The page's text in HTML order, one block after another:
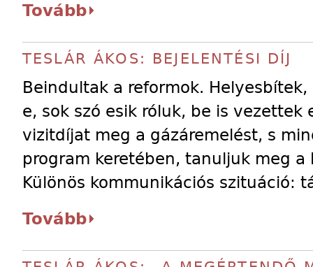
Tovább
TESLÁR ÁKOS: BEJELENTÉSI DÍJ
Beindultak a reformok.
e, sok szó esik róluk, be is vezettek
vizitdíjat meg a gázáremelést, s
program keretében, tanuljuk meg
Különös kommunikációs szituáció:
Tovább